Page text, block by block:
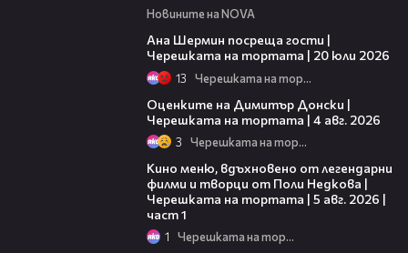
Новините на NOVA
Ана Шермин посреща гости |
Черешката на тортата | 20 юли 2026
13 Черешката на тортата
Оценките на Димитър Донски |
Черешката на тортата | 4 авг. 2026
3 Черешката на тортата
Кино меню, вдъхновено от легендарни
филми и творци от Поли Недкова |
Черешката на тортата | 5 авг. 2026 |
част 1
1 Черешката на тортата